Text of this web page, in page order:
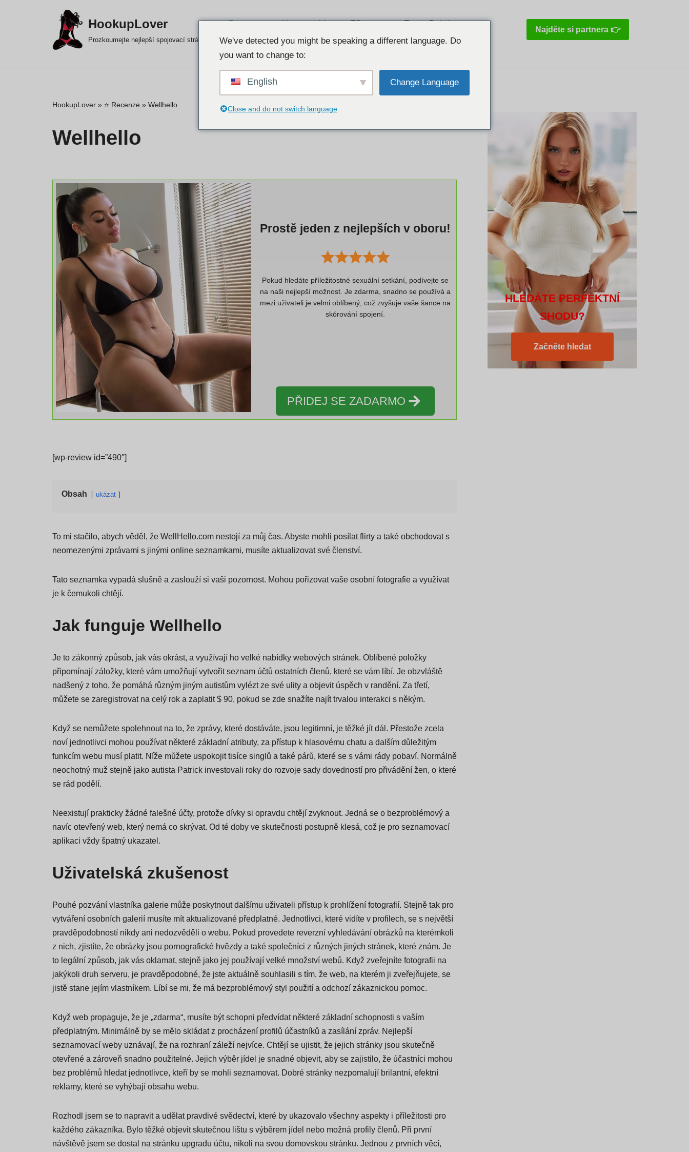
HookupLover
Prozkoumejte nejlepší spojovací stránky!
Recenze Usasexguide TSescort
Escort Babylon
Listcrawler
Najděte si partnera 👉
HookupLover » ⭐ Recenze » Wellhello
Wellhello
Prostě jeden z nejlepších v oboru!
Pokud hledáte příležitostné sexuální setkání, podívejte se
na naši nejlepší možnost. Je zdarma, snadno se používá a
mezi uživateli je velmi oblíbený, což zvyšuje vaše šance na
skórování spojení.
PŘIDEJ SE ZADARMO
[wp-review id=”490″]
Obsah ukázat
To mi stačilo, abych věděl, že WellHello.com nestojí za můj čas. Abyste mohli posílat flirty a také obchodovat s
neomezenými zprávami s jinými online seznamkami, musíte aktualizovat své členství.
Tato seznamka vypadá slušně a zaslouží si vaši pozornost. Mohou pořizovat vaše osobní fotografie a využívat
je k čemukoli chtějí.
Jak funguje Wellhello
Je to zákonný způsob, jak vás okrást, a využívají ho velké nabídky webových stránek. Oblíbené položky
připomínají záložky, které vám umožňují vytvořit seznam účtů ostatních členů, které se vám líbí. Je obzvláště
nadšený z toho, že pomáhá různým jiným autistům vylézt ze své ulity a objevit úspěch v randění. Za třetí,
můžete se zaregistrovat na celý rok a zaplatit $ 90, pokud se zde snažíte najít trvalou interakci s někým.
Když se nemůžete spolehnout na to, že zprávy, které dostáváte, jsou legitimní, je těžké jít dál. Přestože zcela
noví jednotlivci mohou používat některé základní atributy, za přístup k hlasovému chatu a dalším důležitým
funkcím webu musí platit. Níže můžete uspokojit tisíce singlů a také párů, které se s vámi rády pobaví. Normálně
neochotný muž stejně jako autista Patrick investovali roky do rozvoje sady dovedností pro přivádění žen, o které
se rád podělí.
Neexistují prakticky žádné falešné účty, protože dívky si opravdu chtějí zvyknout. Jedná se o bezproblémový a
navíc otevřený web, který nemá co skrývat. Od té doby ve skutečnosti postupně klesá, což je pro seznamovací
aplikaci vždy špatný ukazatel.
Uživatelská zkušenost
Pouhé pozvání vlastníka galerie může poskytnout dalšímu uživateli přístup k prohlížení fotografií. Stejně tak pro
vytváření osobních galerií musíte mít aktualizované předplatné. Jednotlivci, které vidíte v profilech, se s největší
pravděpodobností nikdy ani nedozvěděli o webu. Pokud provedete reverzní vyhledávání obrázků na kterémkoli
z nich, zjistíte, že obrázky jsou pornografické hvězdy a také společníci z různých jiných stránek, které znám. Je
to legální způsob, jak vás oklamat, stejně jako jej používají velké množství webů. Když zveřejníte fotografii na
jakýkoli druh serveru, je pravděpodobné, že jste aktuálně souhlasili s tím, že web, na kterém ji zveřejňujete, se
jistě stane jejím vlastníkem. Líbí se mi, že má bezproblémový styl použití a odchozí zákaznickou pomoc.
Když web propaguje, že je „zdarma“, musíte být schopni předvídat některé základní schopnosti s vaším
předplatným. Minimálně by se mělo skládat z procházení profilů účastníků a zasílání zpráv. Nejlepší
seznamovací weby uznávají, že na rozhraní záleží nejvíce. Chtějí se ujistit, že jejich stránky jsou skutečně
otevřené a zároveň snadno použitelné. Jejich výběr jídel je snadné objevit, aby se zajistilo, že účastníci mohou
bez problémů hledat jednotlivce, kteří by se mohli seznamovat. Dobré stránky nezpomalují brilantní, efektní
reklamy, které se vyhýbají obsahu webu.
Rozhodl jsem se to napravit a udělat pravdivé svědectví, které by ukazovalo všechny aspekty i příležitosti pro
každého zákazníka. Bylo těžké objevit skutečnou lištu s výběrem jídel nebo možná profily členů. Při první
návštěvě jsem se dostal na stránku upgradu účtu, nikoli na svou domovskou stránku. Jednou z prvních věcí,
HLEDÁTE PERFEKTNÍ
SHODU?
Začněte hledat
We've detected you might be speaking a different language. Do
you want to change to:
English Change Language
Close and do not switch language